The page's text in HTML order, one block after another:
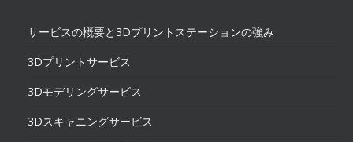
サービスの概要と3Dプリントステーションの強み
3Dプリントサービス
3Dモデリングサービス
3Dスキャニングサービス